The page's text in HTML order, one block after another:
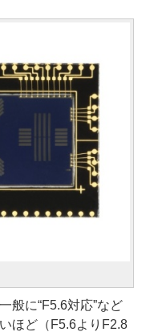
般に“F5.6対応”など
ほど（F5.6よりF2.8